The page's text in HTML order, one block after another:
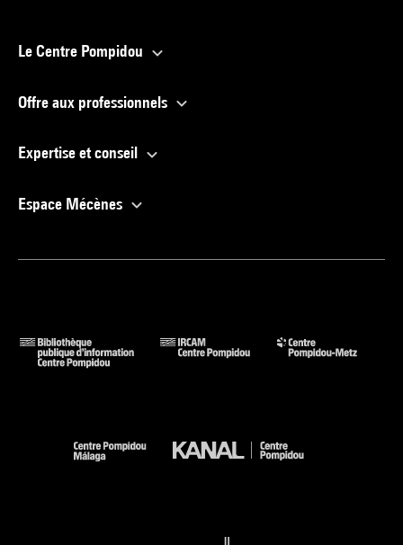
Le Centre Pompidou
Offre aux professionnels
Expertise et conseil
Espace Mécènes